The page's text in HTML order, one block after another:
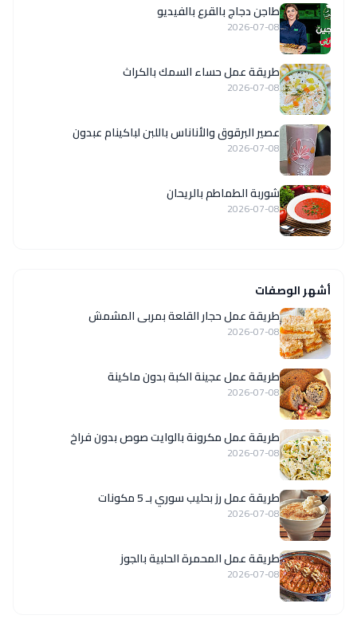
طاجن دجاج بالقرع بالفيديو
2026-07-08
طريقة عمل حساء السمك بالكراث
2026-07-08
عصير البرقوق والأناناس باللبن لباكينام عبدون
2026-07-08
شوربة الطماطم بالريحان
2026-07-08
أشهر الوصفات
طريقة عمل حجار القلعة بمربى المشمش
2026-07-08
طريقة عمل عجينة الكبة بدون ماكينة
2026-07-08
طريقة عمل مكرونة بالوايت صوص بدون فراخ
2026-07-08
طريقة عمل رز بحليب سوري بـ 5 مكونات
2026-07-08
طريقة عمل المحمرة الحلبية بالجوز
2026-07-08